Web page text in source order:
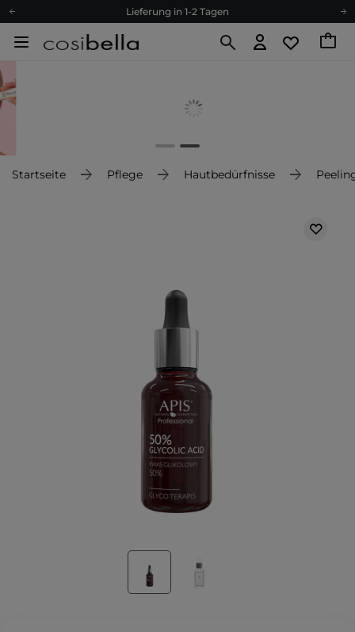
Lieferung in 1-2 Tagen
Empfehle uns weiter und sammle noch mehr Punkte
Versand nach Deutschland und Österreich
Lieferung in 1-2 Tagen
Empfehle uns weiter und sammle noch mehr Punkte
Startseite Pflege Hautbedürfnisse